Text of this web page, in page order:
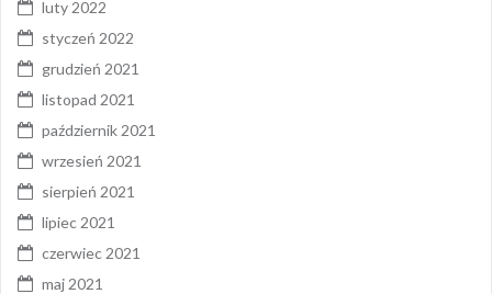
luty 2022
styczeń 2022
grudzień 2021
listopad 2021
październik 2021
wrzesień 2021
sierpień 2021
lipiec 2021
czerwiec 2021
maj 2021